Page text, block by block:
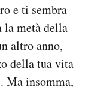
e ti sembra
metà della
altro anno,
della tua vita
Ma insomma,